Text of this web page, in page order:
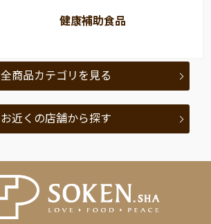
健康補助食品
全商品カテゴリを見る
お近くの店舗から探す